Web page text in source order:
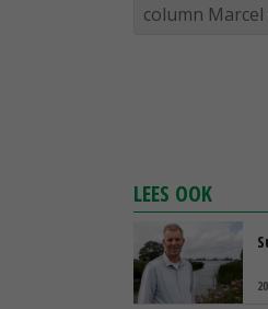
column
LEES OOK